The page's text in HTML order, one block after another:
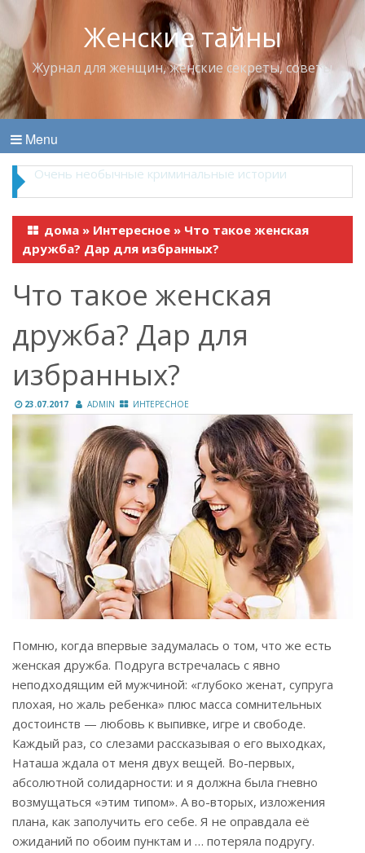
Женские тайны
Журнал для женщин, женские секреты, советы
Menu
Владимир Набоков — повелитель Лоллит
дома » Интересное » Что такое женская
дружба? Дар для избранных?
Что такое женская
дружба? Дар для
избранных?
23.07.2017 ADMIN ИНТЕРЕСНОЕ
Помню, когда впервые задумалась о том, что же есть
женская дружба. Подруга встречалась с явно
неподходящим ей мужчиной: «глубоко женат, супруга
плохая, но жаль ребенка» плюс масса сомнительных
достоинств — любовь к выпивке, игре и свободе.
Каждый раз, со слезами рассказывая о его выходках,
Наташа ждала от меня двух вещей. Во-первых,
абсолютной солидарности: и я должна была гневно
возмущаться «этим типом». А во-вторых, изложения
плана, как заполучить его себе. Я не оправдала её
ожиданий по обоим пунктам и … потеряла подругу.